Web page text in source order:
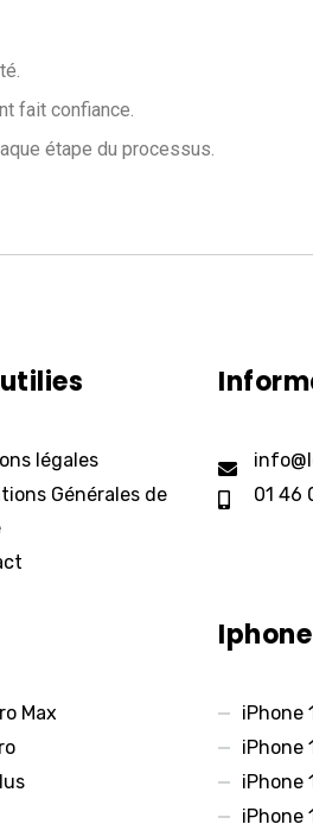
fait confiance.
étape du processus.
légales
Générales de
01 46
Max
Iphone
iPhone
iPhone
iPhone
iPhone